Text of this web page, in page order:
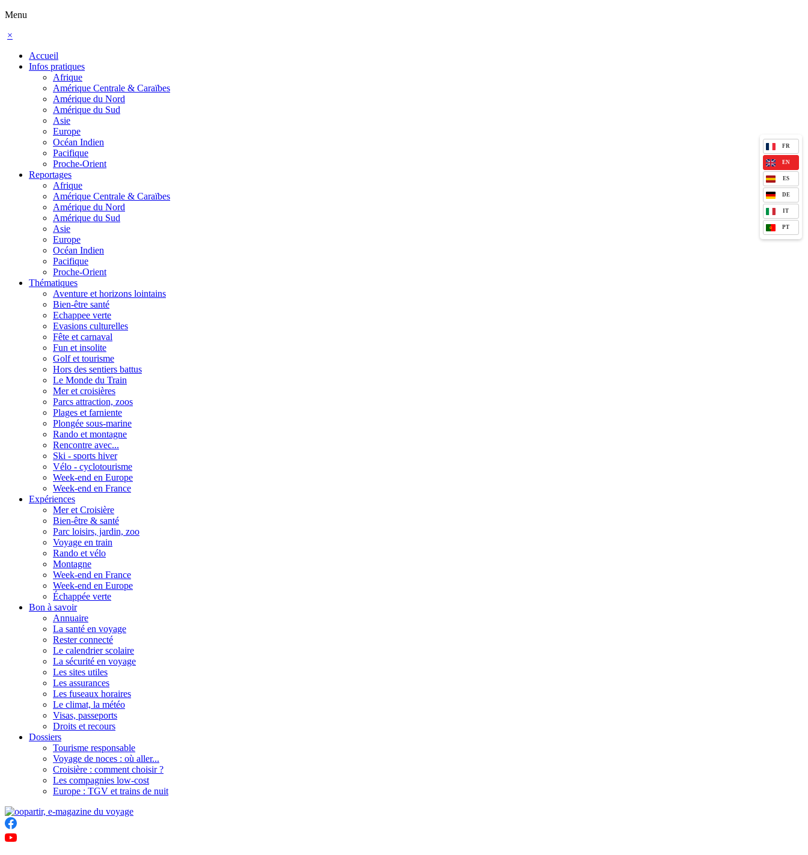
Menu
×
Accueil
Infos pratiques
Afrique
Amérique Centrale & Caraïbes
Amérique du Nord
Amérique du Sud
Asie
Europe
Océan Indien
Pacifique
Proche-Orient
Reportages
Afrique
Amérique Centrale & Caraïbes
Amérique du Nord
Amérique du Sud
Asie
Europe
Océan Indien
Pacifique
Proche-Orient
Thématiques
Aventure et horizons lointains
Bien-être santé
Echappee verte
Evasions culturelles
Fête et carnaval
Fun et insolite
Golf et tourisme
Hors des sentiers battus
Le Monde du Train
Mer et croisières
Parcs attraction, zoos
Plages et farniente
Plongée sous-marine
Rando et montagne
Rencontre avec...
Ski - sports hiver
Vélo - cyclotourisme
Week-end en Europe
Week-end en France
Expériences
Mer et Croisière
Bien-être & santé
Parc loisirs, jardin, zoo
Voyage en train
Rando et vélo
Montagne
Week-end en France
Week-end en Europe
Échappée verte
Bon à savoir
Annuaire
La santé en voyage
Rester connecté
Le calendrier scolaire
La sécurité en voyage
Les sites utiles
Les assurances
Les fuseaux horaires
Le climat, la météo
Visas, passeports
Droits et recours
Dossiers
Tourisme responsable
Voyage de noces : où aller...
Croisière : comment choisir ?
Les compagnies low-cost
Europe : TGV et trains de nuit
FR
EN
ES
DE
IT
PT